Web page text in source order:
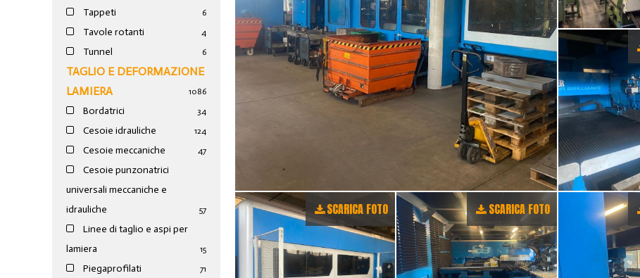
Tappeti 6
Tavole rotanti 4
Tunnel 6
TAGLIO E DEFORMAZIONE
LAMIERA
1086
Bordatrici 34
Cesoie idrauliche 124
Cesoie meccaniche 47
Cesoie punzonatrici
universali meccaniche e
idrauliche
57
Linee di taglio e aspi per
lamiera
15
Piegaprofilati 71
SCARICA FOTO SCARICA FOTO